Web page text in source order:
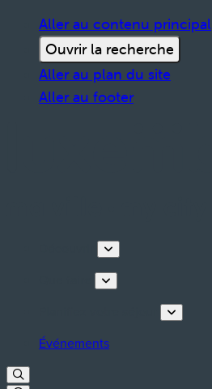
Aller au contenu principal
Ouvrir la recherche
Aller au plan du site
Aller au footer
Événements